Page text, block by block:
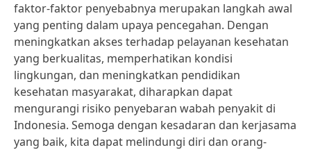
faktor-faktor penyebabnya merupakan langkah awal
yang penting dalam upaya pencegahan. Dengan
meningkatkan akses terhadap pelayanan kesehatan
yang berkualitas, memperhatikan kondisi
lingkungan, dan meningkatkan pendidikan
kesehatan masyarakat, diharapkan dapat
mengurangi risiko penyebaran wabah penyakit di
Indonesia. Semoga dengan kesadaran dan kerjasama
yang baik, kita dapat melindungi diri dan orang-